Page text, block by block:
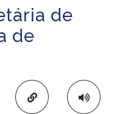
de
de
Copiar para área